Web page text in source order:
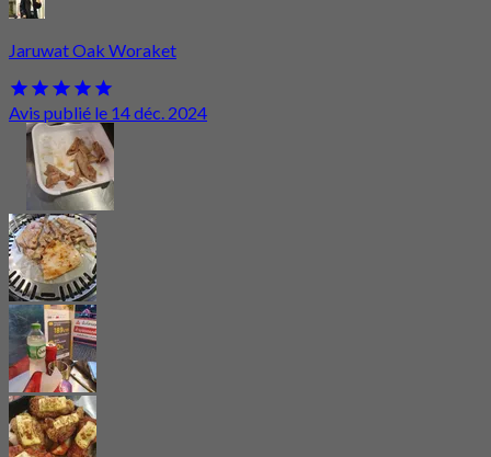
Jaruwat Oak Woraket
Avis publié le 14 déc. 2024